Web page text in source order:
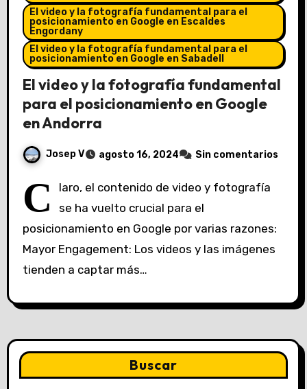
El video y la fotografía fundamental para el
posicionamiento en Google en Escaldes
Engordany
El video y la fotografía fundamental para el
posicionamiento en Google en Sabadell
El video y la fotografía fundamental
para el posicionamiento en Google
en Andorra
Josep V agosto 16, 2024 Sin comentarios
C
laro, el contenido de video y fotografía
se ha vuelto crucial para el
posicionamiento en Google por varias razones:
Mayor Engagement: Los videos y las imágenes
tienden a captar más…
Buscar